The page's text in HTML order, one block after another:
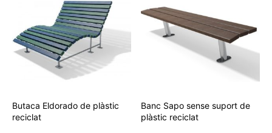
Butaca Eldorado de plàstic
reciclat
Banc Sapo sense suport de
plàstic reciclat